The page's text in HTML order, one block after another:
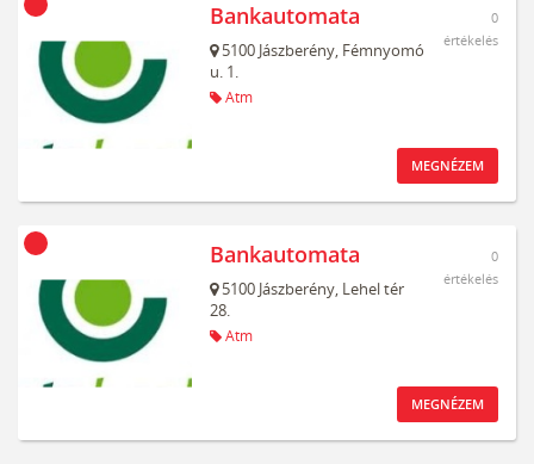
Bankautomata
5100 Jászberény, Fémnyomó
u. 1.
Atm
0
értékelés
MEGNÉZEM
Bankautomata
5100 Jászberény, Lehel tér
28.
Atm
0
értékelés
MEGNÉZEM